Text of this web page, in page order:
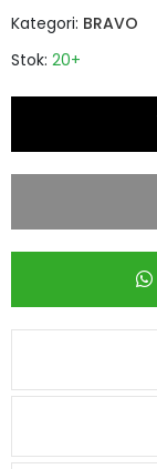
Kategori: BRAVO
Stok: 20+